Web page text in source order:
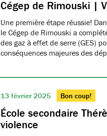
Cégep de Rimouski |
Une première étape réussie!
le Cégep de Rimouski a
des gaz à effet de serre (GES)
conséquences majeures des
13 février 2025 Bon coup!
École secondaire
violence